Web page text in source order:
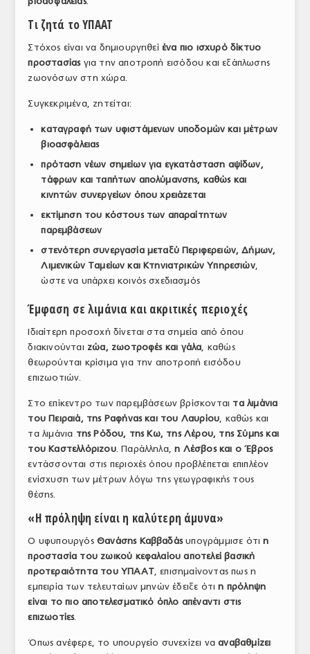
ΕΥΡΩΠΑΪΚΗ ΝΟΜΟΘΕΣΙΑ
ΤΟ ΠΕΡΙΟΔΙΚΟ
Profile
ΑΡΧΕΙΟ ΤΕΥΧΩΝ
ΣΥΝΕΔΡΙΟ ΚΡΕΑΤΟΣ
Τι ζητά το ΥΠΑΑΤ
Στόχος είναι να δημιουργηθείένα πιο ισχυρό δίκτυο
προστασίαςγια την αποτροπή εισόδου και εξάπλωσης
ζωονόσων στη χώρα.
Συγκεκριμένα, ζητείται:
καταγραφή των υφιστάμενων υποδομών και μέτρων
βιοασφάλειας
πρόταση νέων σημείων για εγκατάσταση αψίδων,
τάφρων και ταπήτων απολύμανσης, καθώς και
κινητών συνεργείων όπου χρειάζεται
εκτίμηση του κόστους των απαραίτητων
παρεμβάσεων
στενότερη συνεργασία μεταξύ Περιφερειών, Δήμων,
Λιμενικών Ταμείων και Κτηνιατρικών Υπηρεσιών,
ώστε να υπάρχει κοινός σχεδιασμός
Έμφαση σε λιμάνια και ακριτικές περιοχές
Ιδιαίτερη προσοχή δίνεται στα σημεία από όπου
διακινούνται ζώα, ζωοτροφές και γάλα, καθώς
θεωρούνται κρίσιμα για την αποτροπή εισόδου
επιζωοτιών.
Στο επίκεντρο των παρεμβάσεων βρίσκονται τα λιμάνια
του Πειραιά, της Ραφήνας και του Λαυρίου, καθώς και
τα λιμάνια της Ρόδου, της Κω, της Λέρου, της Σύμης και
του Καστελλόριζου. Παράλληλα,η Λέσβος και ο Έβρος
εντάσσονται στις περιοχές όπου προβλέπεται επιπλέον
ενίσχυση των μέτρων λόγω της γεωγραφικής τους
θέσης.
«Η πρόληψη είναι η καλύτερη άμυνα»
Ο υφυπουργός Θανάσης Καββαδάςυπογράμμισε ότιη
προστασία του ζωικού κεφαλαίου αποτελεί βασική
προτεραιότητα του ΥΠΑΑΤ, επισημαίνοντας πως η
εμπειρία των τελευταίων μηνών έδειξε ότιη πρόληψη
είναι το πιο αποτελεσματικό όπλο απέναντι στις
επιζωοτίες.
Όπως ανέφερε, το υπουργείο συνεχίζει νααναβαθμίζει